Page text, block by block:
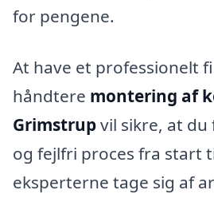
for pengene.
At have et professionelt
håndtere montering af
Grimstrupvil sikre, at
og fejlfri proces fra start
eksperterne tage sig af